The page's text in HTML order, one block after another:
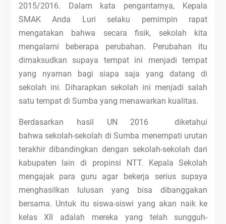
2015/2016. Dalam kata pengantarnya, Kepala
SMAK Anda Luri selaku pemimpin rapat
mengatakan bahwa secara fisik, sekolah kita
mengalami beberapa perubahan. Perubahan itu
dimaksudkan supaya tempat ini menjadi tempat
yang nyaman bagi siapa saja yang datang di
sekolah ini. Diharapkan sekolah ini menjadi salah
satu tempat di Sumba yang menawarkan kualitas.
Berdasarkan hasil UN 2016 diketahui
bahwa sekolah-sekolah di Sumba menempati urutan
terakhir dibandingkan dengan sekolah-sekolah dari
kabupaten lain di propinsi NTT. Kepala Sekolah
mengajak para guru agar bekerja serius supaya
menghasilkan lulusan yang bisa dibanggakan
bersama. Untuk itu siswa-siswi yang akan naik ke
kelas XII adalah mereka yang telah sungguh-